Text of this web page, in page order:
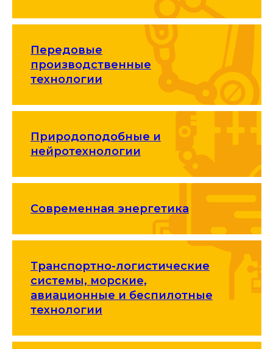
Передовые
производственные
технологии
Природоподобные и
нейротехнологии
Современная энергетика
Транспортно-логистические
системы, морские,
авиационные и беспилотные
технологии